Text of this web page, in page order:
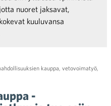
nuoret jaksavat,
kuuluvansa
kauppa, vetovoimatyö,
-